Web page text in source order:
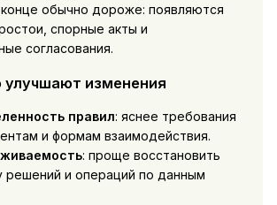
обычно дороже: появляются
спорные акты и
согласования.
улучшают изменения
правил: яснее требования
и формам взаимодействия.
: проще восстановить
решений и операций по данным